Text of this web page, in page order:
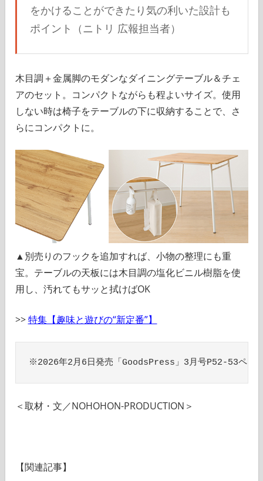
をかけることができたり気の利いた設計も
ポイント（ニトリ 広報担当者）
木目調＋金属脚のモダンなダイニングテーブル＆チェ
アのセット。コンパクトながらも程よいサイズ。使用
しない時は椅子をテーブルの下に収納することで、さ
らにコンパクトに。
▲別売りのフックを追加すれば、小物の整理にも重
宝。テーブルの天板には木目調の塩化ビニル樹脂を使
用し、汚れてもサッと拭けばOK
>>特集【趣味と遊びの“新定番”】
※2026年2月6日発売「GoodsPress」3月号P52-53ペー
＜取材・文／NOHOHON-PRODUCTION＞
【関連記事】